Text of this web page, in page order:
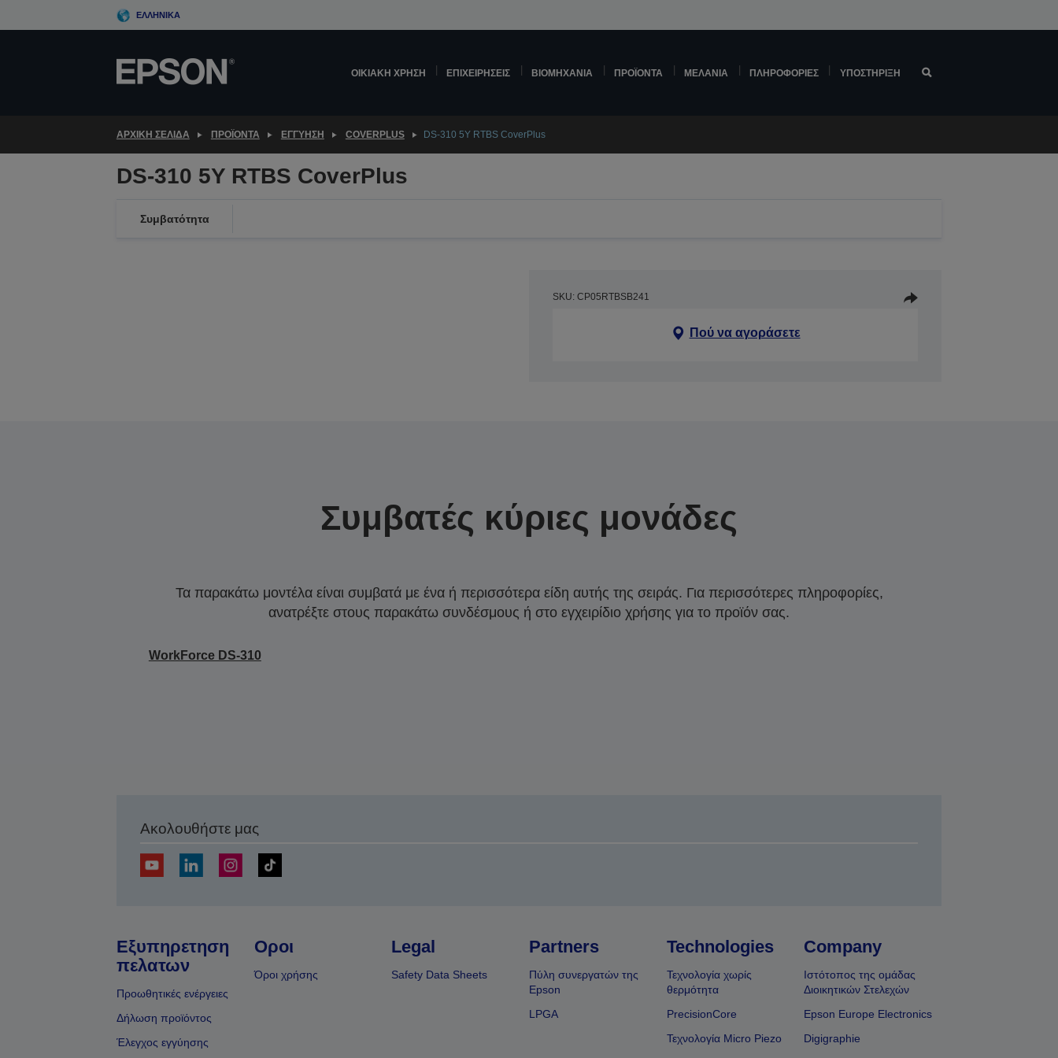
to
ΕΛΛΗΝΙΚΆ
ΟΙΚΙΑΚΉ ΧΡΉΣΗ ΕΠΙΧΕΙΡΉΣΕΙΣ ΒΙΟΜΗΧΑΝΊΑ ΠΡΟΪΌΝΤΑ ΜΕΛΆΝΙΑ ΠΛΗΡΟΦΟΡΊΕΣ ΥΠΟΣΤΉΡΙΞΗ
ΑΡΧΙΚΗ ΣΕΛΙΔΑ ΠΡΟΪΌΝΤΑ ΕΓΓΎΗΣΗ COVERPLUS DS-310 5Y RTBS CoverPlus
DS-310 5Y RTBS CoverPlus
Συμβατότητα
SKU: CP05RTBSB241
Πού να αγοράσετε
Συμβατές κύριες μονάδες
Τα παρακάτω μοντέλα είναι συμβατά με ένα ή περισσότερα είδη αυτής της σειράς. Για περισσότερες πληροφορίες,
ανατρέξτε στους παρακάτω συνδέσμους ή στο εγχειρίδιο χρήσης για το προϊόν σας.
WorkForce DS-310
Ακολουθήστε μας
Εξυπηρετηση
πελατων
Προωθητικές ενέργειες
Δήλωση προϊόντος
Έλεγχος εγγύησης
Οροι
Όροι χρήσης
Legal
Safety Data Sheets
Partners
Πύλη συνεργατών της
Epson
LPGA
Technologies
Τεχνολογία χωρίς
θερμότητα
PrecisionCore
Τεχνολογία Micro Piezo
Company
Ιστότοπος της ομάδας
Διοικητικών Στελεχών
Epson Europe Electronics
Digigraphie